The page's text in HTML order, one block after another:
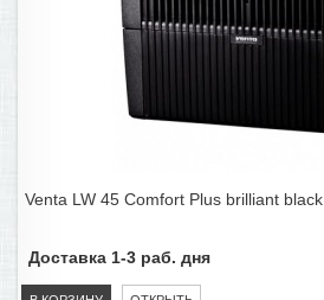
Venta LW 45 Comfort Plus brilliant black
Доставка 1-3 раб. дня